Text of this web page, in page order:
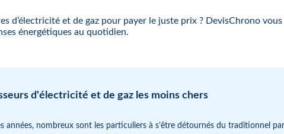
d’électricité et de gaz pour payer le juste prix ? DevisChrono
énergétiques au quotidien.
d'électricité et de gaz les moins chers
années, nombreux sont les particuliers à s’être détournés du traditionnel